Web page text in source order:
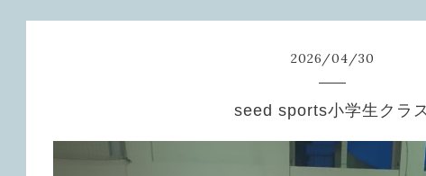
2026/04/30
seed sports小学生クラ